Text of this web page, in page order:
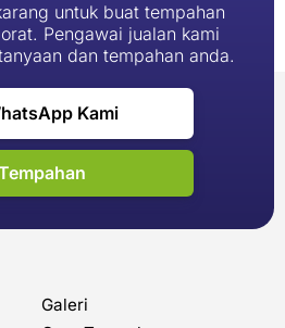
untuk buat tempahan
Pengawai jualan kami
dan tempahan anda.
Kami
Galeri